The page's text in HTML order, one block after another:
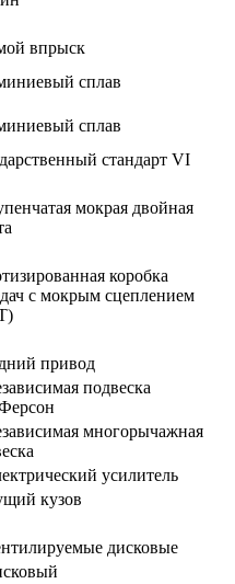
впрыск
сплав
сплав
стандарт VI
мокрая двойная
коробка
с мокрым сцеплением
привод
подвеска
многорычажная
усилитель
кузов
дисковые